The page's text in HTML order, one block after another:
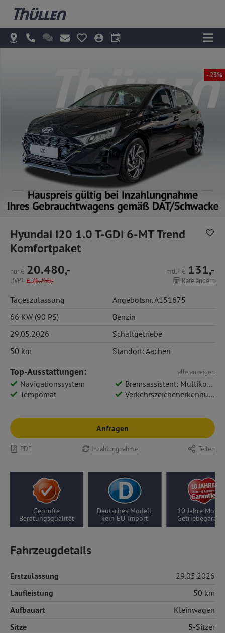
- 23%
Hyundai i20 1.0 T-GDi 6-MT Trend
Komfortpaket
nur€ 20.480,-
UVP1 €26.750,-
mtl.2 € 131,-
Rate ändern
Tageszulassung
Angebotsnr. A151675
66 KW (90 PS)
Benzin
29.05.2026
Schaltgetriebe
50 km
Standort: Aachen
alle anzeigen
Top-Ausstattungen:
Navigationssystem
Bremsassistent: Multikollisionsbremse
Tempomat
Verkehrszeichenerkennung
Anfragen
PDF Inzahlungnahme Teilen
Geprüfte
Beratungsqualität
Deutsches Modell,
kein EU-Import
10 Jahre
Fahrzeugdetails
Erstzulassung 29.05.2026
Laufleistung 50 km
Aufbauart Kleinwagen
Sitze 5-Sitzer